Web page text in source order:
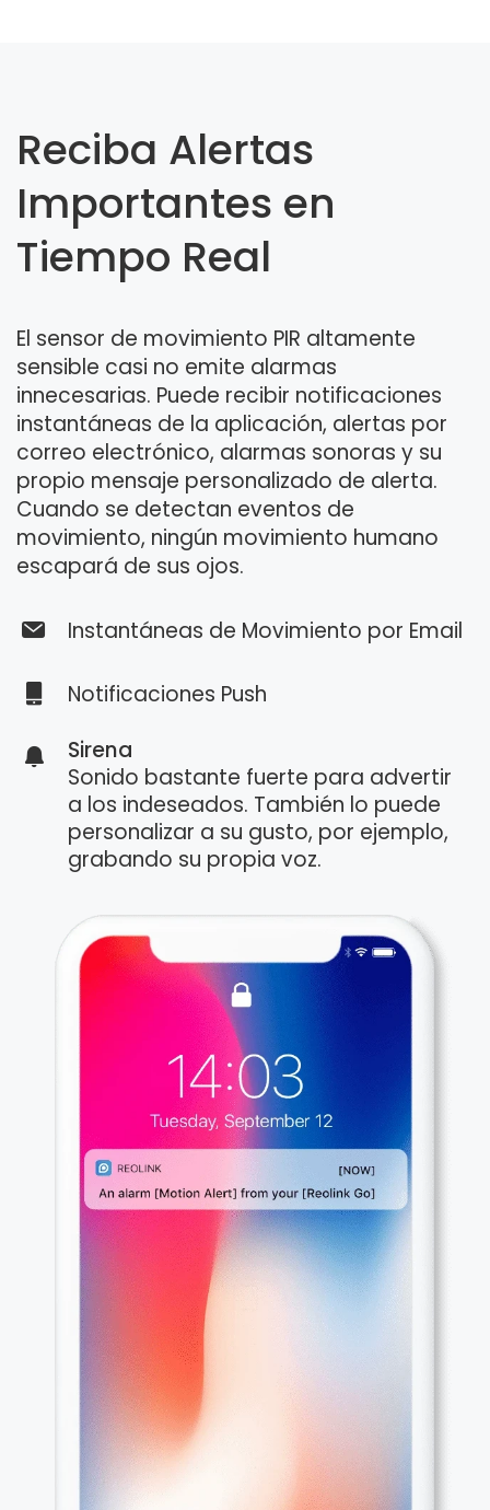
Reciba Alertas
Importantes en
Tiempo Real
El sensor de movimiento PIR altamente
sensible casi no emite alarmas
innecesarias. Puede recibir notificaciones
instantáneas de la aplicación, alertas por
correo electrónico, alarmas sonoras y su
propio mensaje personalizado de alerta.
Cuando se detectan eventos de
movimiento, ningún movimiento humano
escapará de sus ojos.
Instantáneas de Movimiento por Email
Notificaciones Push
Sirena
Sonido bastante fuerte para advertir
a los indeseados. También lo puede
personalizar a su gusto, por ejemplo,
grabando su propia voz.